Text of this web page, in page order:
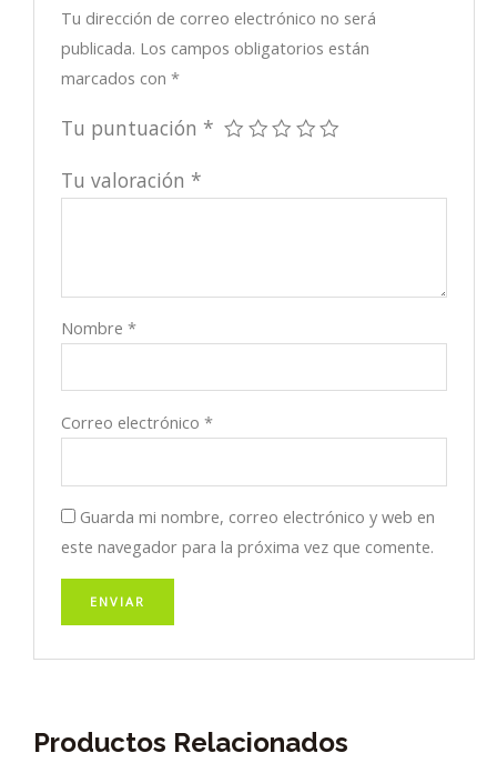
Tu dirección de correo electrónico no será
publicada. Los campos obligatorios están
marcados con*
Tu puntuación *
Tu valoración *
Nombre*
Correo electrónico*
Guarda mi nombre, correo electrónico y web en
este navegador para la próxima vez que comente.
Productos Relacionados